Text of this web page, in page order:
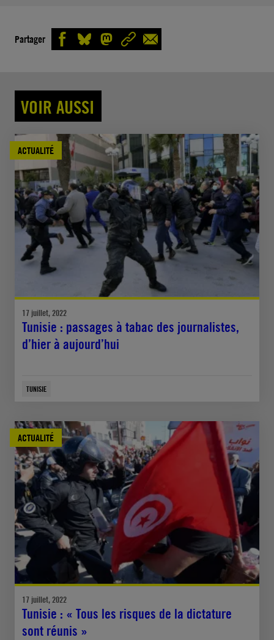
Partager
VOIR AUSSI
ACTUALITÉ
17 juillet, 2022
Tunisie : passages à tabac des journalistes,
d’hier à aujourd’hui
TUNISIE
ACTUALITÉ
17 juillet, 2022
Tunisie : « Tous les risques de la dictature
sont réunis »